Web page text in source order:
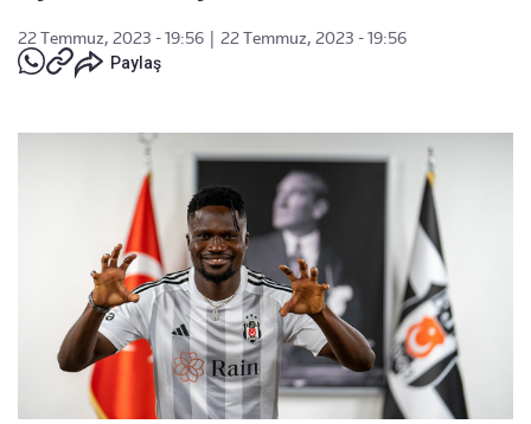
22 Temmuz, 2023 - 19:56
22 Temmuz, 2023 - 19:56
Paylaş